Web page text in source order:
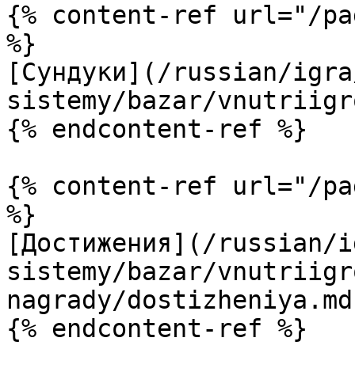
{% content-ref url="/
%}
[Сундуки](/russian/
sistemy/bazar/
{% endcontent-ref %}
{% content-ref url="/
%}
[Достижения](/
sistemy/bazar/
nagrady/